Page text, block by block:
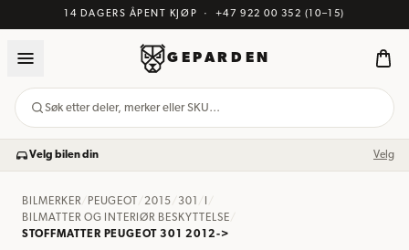
14 DAGERS ÅPENT KJØP · +47 922 00 352 (10–15)
GEPARDEN
Søk etter deler, merker eller SKU…
Velg bilen din Velg
BILMERKER/ PEUGEOT /2015 /301
BILMATTER OG INTERIØR BESKYTTELSE
STOFFMATTER PEUGEOT 301 2012->